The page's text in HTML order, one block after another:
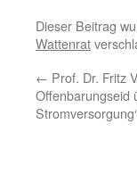
Dieser Beitrag
Wattenrat
← Prof. Dr. Fritz
Offenbarungseid